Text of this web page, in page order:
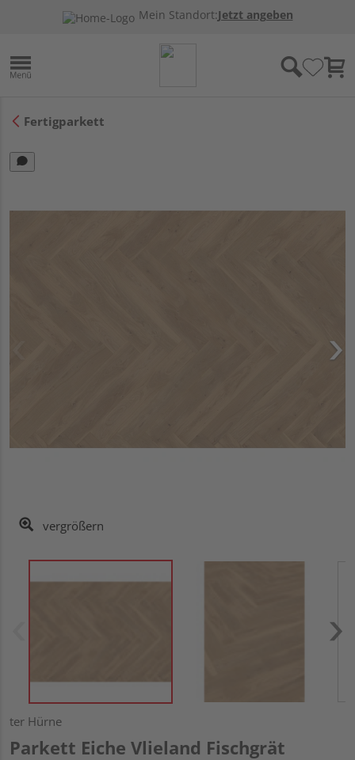
Mein Standort:Jetzt angeben
Fertigparkett
vergrößern
ter Hürne
Parkett Eiche Vlieland Fischgrät